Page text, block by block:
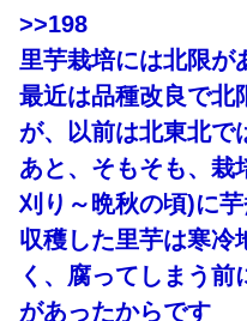
>>198
里芋栽培には北限が
最近は品種改良で北
が、以前は北東北で
あと、そもそも、栽
刈り～晩秋の頃)に芋
収穫した里芋は寒冷
く、腐ってしまう
があったからです